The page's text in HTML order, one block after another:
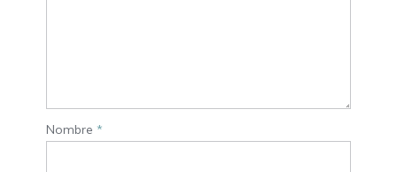
Nombre *